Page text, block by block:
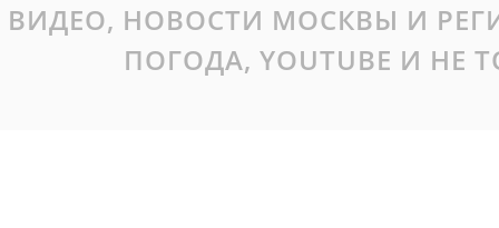
ВИДЕО, НОВОСТИ МОСКВЫ И
ПОГОДА, YOUTUBE И